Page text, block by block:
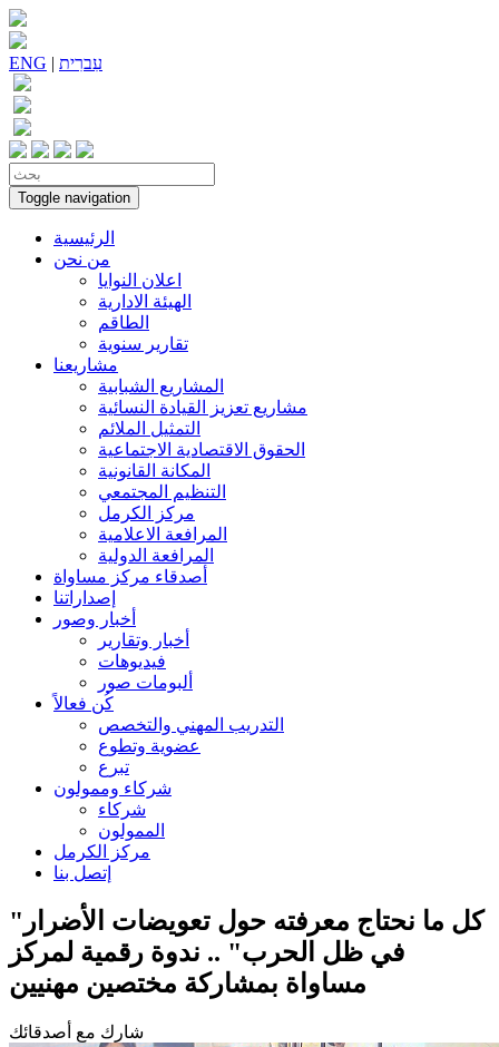
ENG | עִברִית
Toggle navigation
الرئيسية
من نحن
اعلان النوايا
الهيئة الادارية
الطاقم
تقارير سنوية
مشاريعنا
المشاريع الشبابية
مشاريع تعزيز القيادة النسائية
التمثيل الملائم
الحقوق الاقتصادية الاجتماعية
المكانة القانونية
التنظيم المجتمعي
مركز الكرمل
المرافعة الاعلامية
المرافعة الدولية
أصدقاء مركز مساواة
إصداراتنا
أخبار وصور
أخبار وتقارير
فيديوهات
ألبومات صور
كُن فعالاً
التدريب المهني والتخصص
عضوية وتطوع
تبرع
شركاء وممولون
شركاء
الممولون
مركز الكرمل
إتصل بنا
"كل ما نحتاج معرفته حول تعويضات الأضرار
في ظل الحرب" .. ندوة رقمية لمركز
مساواة بمشاركة مختصين مهنيين
شارك مع أصدقائك